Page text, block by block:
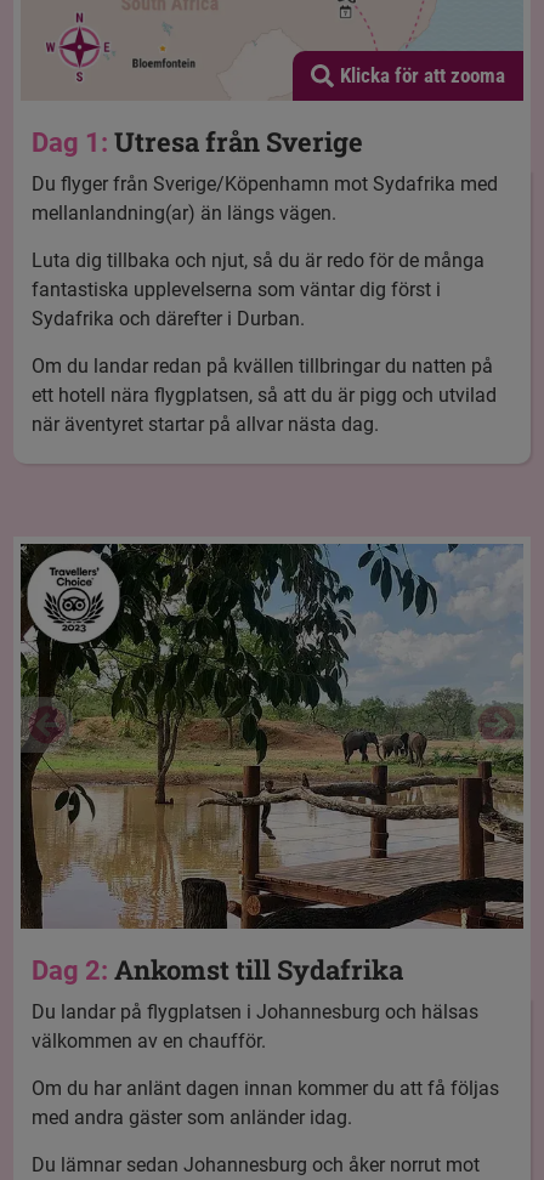
Klicka för att zooma
Dag 1:Utresa från Sverige
Du flyger från Sverige/Köpenhamn mot Sydafrika med
mellanlandning(ar) än längs vägen.
Luta dig tillbaka och njut, så du är redo för de många
fantastiska upplevelserna som väntar dig först i
Sydafrika och därefter i Durban.
Om du landar redan på kvällen tillbringar du natten på
ett hotell nära flygplatsen, så att du är pigg och utvilad
när äventyret startar på allvar nästa dag.
Dag 2:Ankomst till Sydafrika
Du landar på flygplatsen i Johannesburg och hälsas
välkommen av en chaufför.
Om du har anlänt dagen innan kommer du att få följas
med andra gäster som anländer idag.
Du lämnar sedan Johannesburg och åker norrut mot